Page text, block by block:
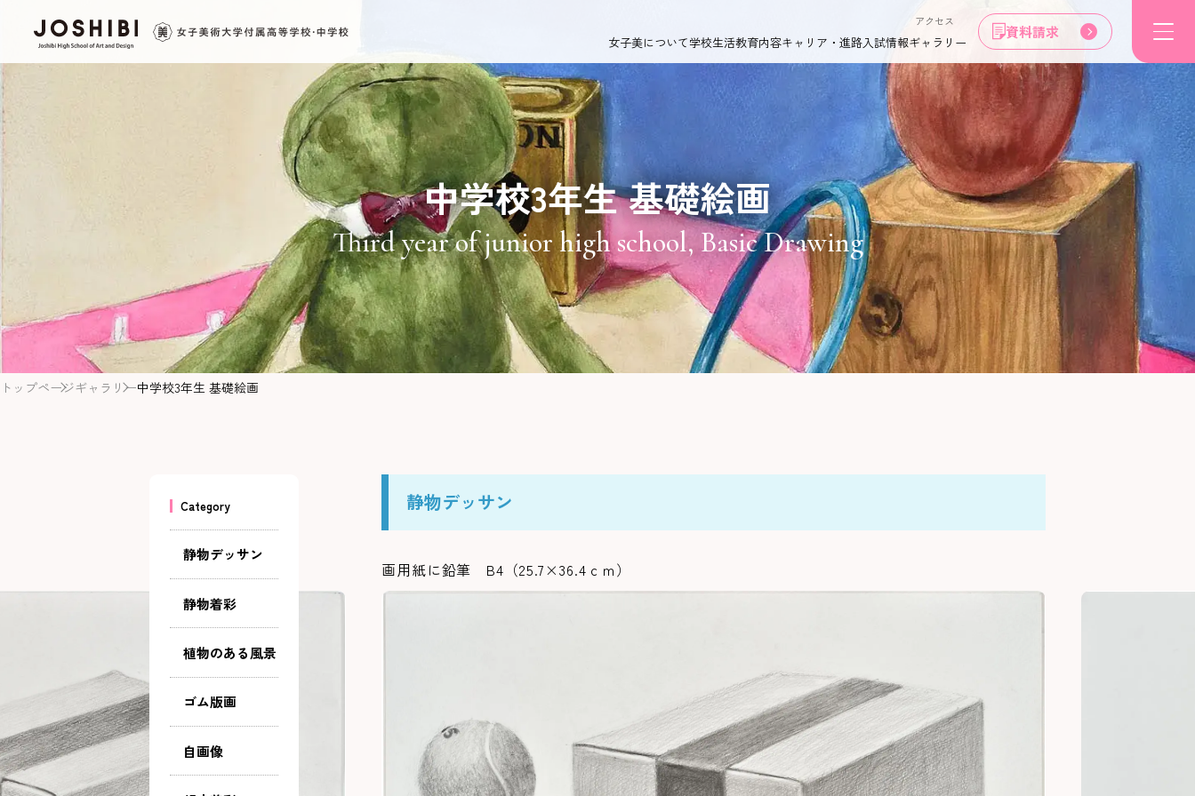
アクセス
女子美について学校生活教育内容キャリア・進路入試情報ギャラリー
資料請求
中学校3年生 基礎絵画
Third year of junior high school, Basic Drawing
トップページギャラリー中学校3年生 基礎絵画
Category
静物デッサン
静物着彩
植物のある風景
ゴム版画
自画像
静物デッサン
画用紙に鉛筆 B4（25.7×36.4ｃｍ）